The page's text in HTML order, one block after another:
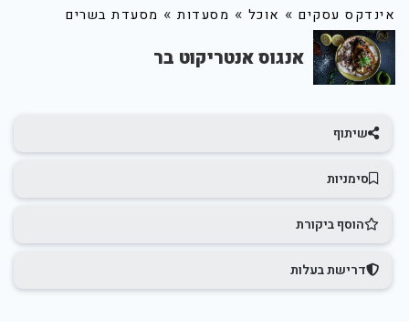
אינדקס עסקים » אוכל » מסעדות » מסעדת בשרים
אנגוס אנטריקוט בר
שיתוף
סימניות
הוסף ביקורת
דרישת בעלות